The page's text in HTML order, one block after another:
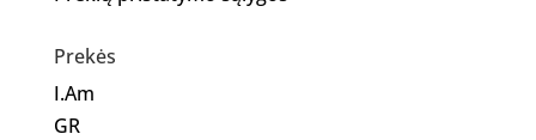
Prekės
I.Am
GR